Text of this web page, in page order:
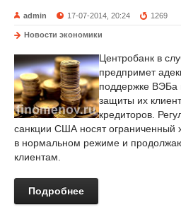
admin 17-07-2014, 20:24 1269
Новости экономики
Центробанк в
предпримет
поддержке ВЭБа
защиты их
кредиторов.
санкции США носят ограниченный
в нормальном режиме и
клиентам.
Подробнее